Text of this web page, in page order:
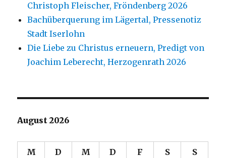
Christoph Fleischer, Fröndenberg 2026
Bachüberquerung im Lägertal, Pressenotiz
Stadt Iserlohn
Die Liebe zu Christus erneuern, Predigt von
Joachim Leberecht, Herzogenrath 2026
August 2026
M D M D F S S